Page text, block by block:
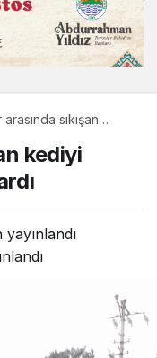
sıkışan
kediyi